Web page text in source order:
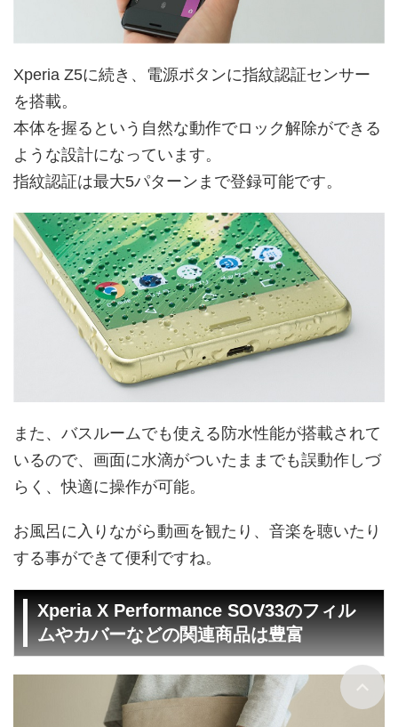
Xperia Z5に続き、電源ボタンに指紋認証センサー
を搭載。
本体を握るという自然な動作でロック解除ができる
ような設計になっています。
指紋認証は最大5パターンまで登録可能です。
また、バスルームでも使える防水性能が搭載されて
いるので、画面に水滴がついたままでも誤動作しづ
らく、快適に操作が可能。
お風呂に入りながら動画を観たり、音楽を聴いたり
する事ができて便利ですね。
Xperia X Performance SOV33のフィル
ムやカバーなどの関連商品は豊富